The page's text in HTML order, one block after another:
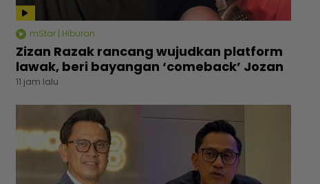
mStar | Hiburan
Zizan Razak rancang wujudkan platform
lawak, beri bayangan ‘comeback’ Jozan
11 jam lalu